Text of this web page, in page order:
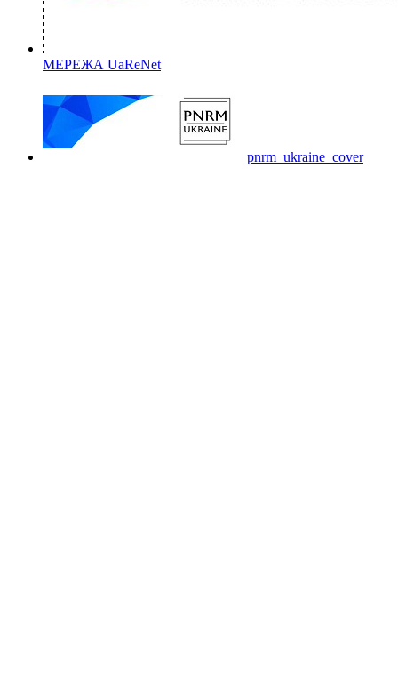
МЕРЕЖА UaReNet
pnrm_ukraine_cover